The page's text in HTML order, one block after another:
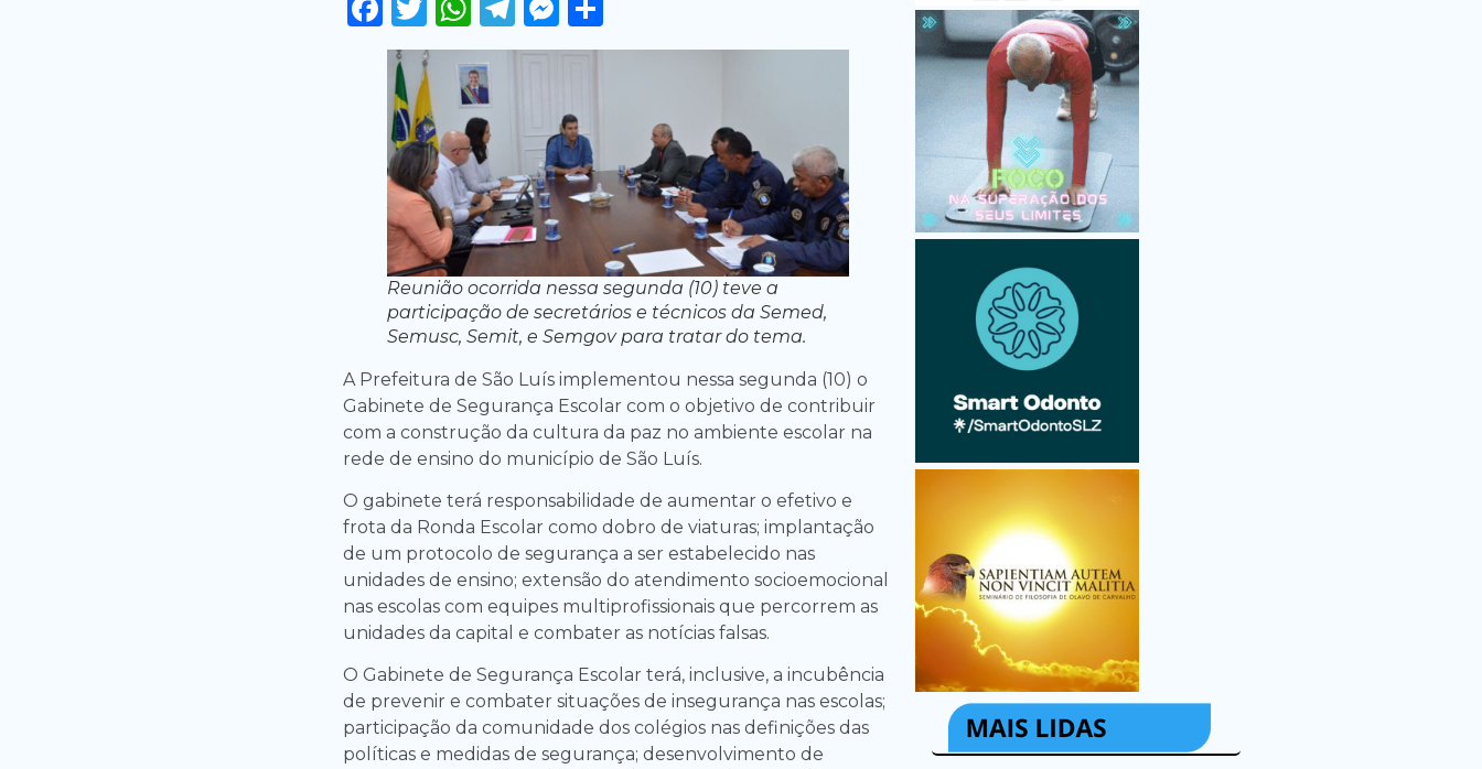
Reunião ocorrida nessa segunda (10) teve a
participação de secretários e técnicos da Semed,
Semusc, Semit, e Semgov para tratar do tema.
A Prefeitura de São Luís implementou nessa segunda (10) o
Gabinete de Segurança Escolar com o objetivo de contribuir
com a construção da cultura da paz no ambiente escolar na
rede de ensino do município de São Luís.
O gabinete terá responsabilidade de aumentar o efetivo e
frota da Ronda Escolar como dobro de viaturas; implantação
de um protocolo de segurança a ser estabelecido nas
unidades de ensino; extensão do atendimento socioemocional
nas escolas com equipes multiprofissionais que percorrem as
unidades da capital e combater as notícias falsas.
O Gabinete de Segurança Escolar terá, inclusive, a incubência
de prevenir e combater situações de insegurança nas escolas;
participação da comunidade dos colégios nas definições das
políticas e medidas de segurança; desenvolvimento de